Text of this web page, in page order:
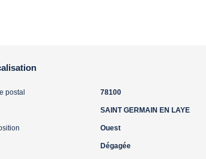
postal 78100
SAINT GERMAIN EN LAYE
Ouest
Dégagée